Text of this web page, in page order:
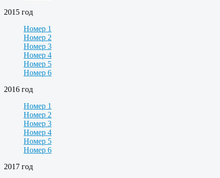
2015 год
Номер 1
Номер 2
Номер 3
Номер 4
Номер 5
Номер 6
2016 год
Номер 1
Номер 2
Номер 3
Номер 4
Номер 5
Номер 6
2017 год